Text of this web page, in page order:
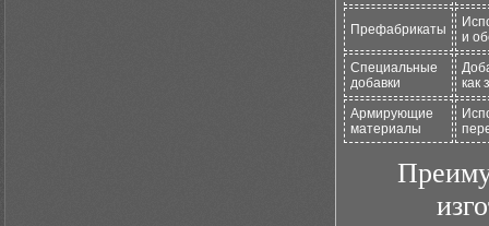
Префабрикаты
и
Специальные
добавки
как
Армирующие
материалы